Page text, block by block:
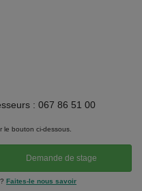
: 067 86 51 00
le bouton ci-dessous.
Demande de stage
Faites-le nous savoir